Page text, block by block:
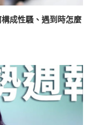
成性騷、遇到時怎麼